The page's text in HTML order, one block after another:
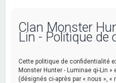
Clan Monster
Lin - Politique de
Cette politique de confidentialité
Monster Hunter - Luminae qi-Lin
(désignés ci-après par « nous », «